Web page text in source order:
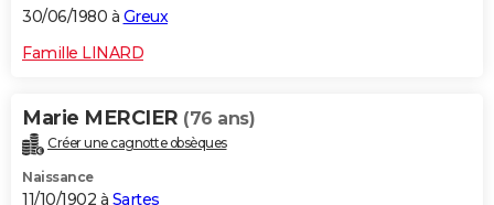
30/06/1980 à Greux
Famille LINARD
Marie MERCIER (76 ans)
Créer une cagnotte obsèques
Naissance
11/10/1902 à Sartes